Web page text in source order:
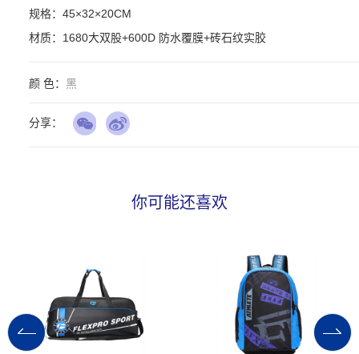
规格：45×32×20CM
材质：1680大双股+600D 防水覆膜+砖石纹实胶
颜 色： 黑
分享：
你可能还喜欢